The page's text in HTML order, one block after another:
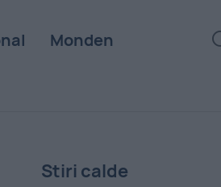
Monden
Stiri calde